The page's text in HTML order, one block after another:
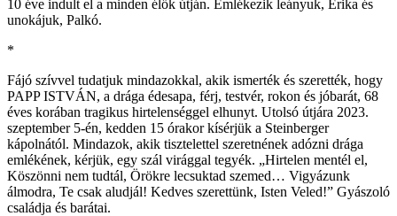
10 éve indult el a minden élők útján. Emlékezik leányuk, Erika és
unokájuk, Palkó.
*
Fájó szívvel tudatjuk mindazokkal, akik ismerték és szerették, hogy
PAPP ISTVÁN, a drága édesapa, férj, testvér, rokon és jóbarát, 68
éves korában tragikus hirtelenséggel elhunyt. Utolsó útjára 2023.
szeptember 5-én, kedden 15 órakor kísérjük a Steinberger
kápolnától. Mindazok, akik tisztelettel szeretnének adózni drága
emlékének, kérjük, egy szál virággal tegyék. „Hirtelen mentél el,
Köszönni nem tudtál, Örökre lecsuktad szemed… Vigyázunk
álmodra, Te csak aludjál! Kedves szerettünk, Isten Veled!” Gyászoló
családja és barátai.